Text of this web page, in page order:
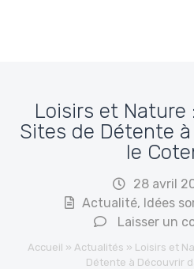
Loisirs et Nature
Sites de Détente
le
28 avril
Actualité, Idées
Laisser un
Accueil » Actualités » Loisirs et
Détente à Découvrir